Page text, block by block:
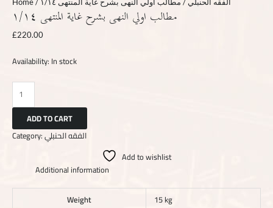
Home/ الفقه الحنبلي/ مطالب اولي النهى بشرح غاية المنتهى ١/١٤
مطالب اولي النهى بشرح غاية المنتهى ١/١٤
£220.00
Availability: In stock
ADD TO CART
Category:الفقه الحنبلي
Add to wishlist
Additional information
Weight 15 kg